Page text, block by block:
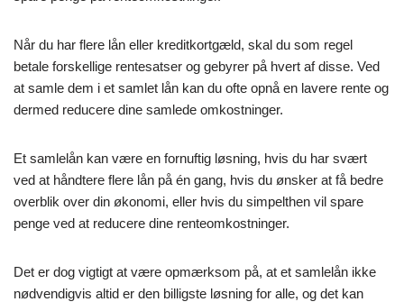
Når du har flere lån eller kreditkortgæld, skal du som regel
betale forskellige rentesatser og gebyrer på hvert af disse. Ved
at samle dem i et samlet lån kan du ofte opnå en lavere rente og
dermed reducere dine samlede omkostninger.
Et samlelån kan være en fornuftig løsning, hvis du har svært
ved at håndtere flere lån på én gang, hvis du ønsker at få bedre
overblik over din økonomi, eller hvis du simpelthen vil spare
penge ved at reducere dine renteomkostninger.
Det er dog vigtigt at være opmærksom på, at et samlelån ikke
nødvendigvis altid er den billigste løsning for alle, og det kan